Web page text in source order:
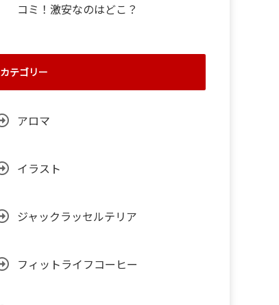
コミ！激安なのはどこ？
カテゴリー
アロマ
イラスト
ジャックラッセルテリア
フィットライフコーヒー